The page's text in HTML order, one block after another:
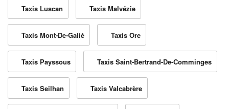
Taxis Luscan Taxis Malvézie
Taxis Mont-De-Galié Taxis Ore
Taxis Payssous Taxis Saint-Bertrand-De-Comminges
Taxis Seilhan Taxis Valcabrère